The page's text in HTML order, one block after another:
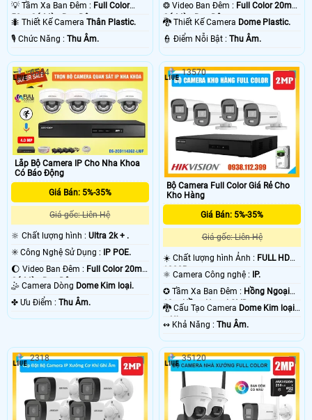
💡 Tầm Xa Ban Đêm : Full Color
50m Có Màu Ban Ðêm.
🐜 Thiết Kế Camera Thân Plastic.
️🎙 Chức Năng : Thu Âm.
❂ Video Ban Đêm : Full Color 20m
Có Màu Ban Ðêm.
🐉️ Thiết Kế Camera Dome Plastic.
️👮 Điểm Nỗi Bật :Thu Âm.
Lắp Bộ Camera IP Cho Nha Khoa
Có Báo Động
Giá Bán: 5%-35%
Giá gốc: Liên Hệ
🔆 Chất lượng hình : Ultra 2k + .
✳️ Công Nghệ Sử Dụng :
IP POE.
🌔 Video Ban Đêm : Full Color 20m
Có Màu Ban Ðêm.
🤹 Camera Dòng Dome Kim loại.
️✤ Ưu Điểm : Thu Âm.
6544
Bộ Camera Full Color Giá Rẻ Cho
Kho Hàng
Giá Bán: 5%-35%
Giá gốc: Liên Hệ
☀️ Chất lượng hình Ảnh : FULL HD
1080P .
⚛️ Camera Công nghệ : IP.
✪ Tầm Xa Ban Đêm : Hồng Ngoại
10m Hồng Ngoại SMD.
🐉️ Cấu Tạo Camera Dome Kim loại
+ Nhựa.
️↭ Khả Năng :Thu Âm.
13570
2318 35120